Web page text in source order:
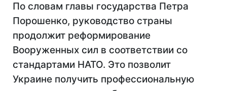
По словам главы государства Петра
Порошенко, руководство страны
продолжит реформирование
Вооруженных сил в соответствии со
стандартами НАТО. Это позволит
Украине получить профессиональную